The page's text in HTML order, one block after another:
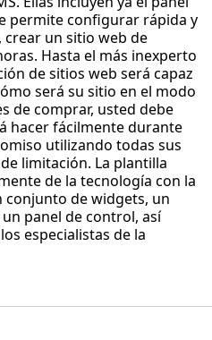
permite configurar rápida y
un sitio web de
Hasta el más inexperto
de sitios web será capaz
será su sitio en el modo
de comprar, usted debe
hacer fácilmente durante
utilizando todas sus
limitación. La plantilla
de la tecnología con la
conjunto de widgets, un
panel de control, así
especialistas de la